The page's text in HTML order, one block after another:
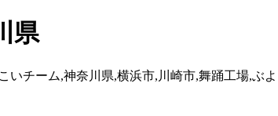
県
いチーム,神奈川県,横浜市,川崎市,舞踊工場,ぶ